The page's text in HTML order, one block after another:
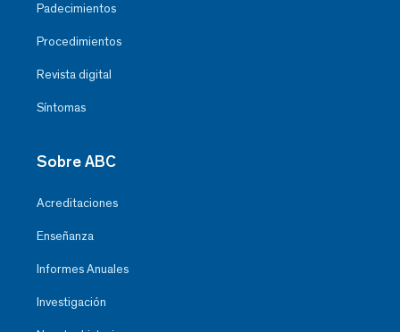
Padecimientos
Procedimientos
Revista digital
Síntomas
Sobre ABC
Acreditaciones
Enseñanza
Informes Anuales
Investigación